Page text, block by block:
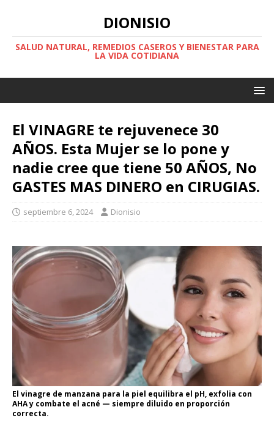
DIONISIO
SALUD NATURAL, REMEDIOS CASEROS Y BIENESTAR PARA
LA VIDA COTIDIANA
El VINAGRE te rejuvenece 30
AÑOS. Esta Mujer se lo pone y
nadie cree que tiene 50 AÑOS, No
GASTES MAS DINERO en CIRUGIAS.
septiembre 6, 2024 Dionisio
El vinagre de manzana para la piel equilibra el pH, exfolia con
AHA y combate el acné — siempre diluido en proporción
correcta.